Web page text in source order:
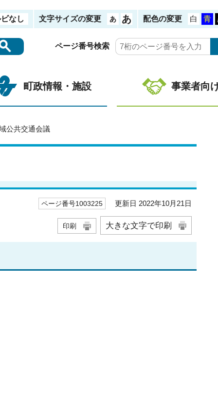
なし 文字サイズの変更 配色の変更
ページ番号検索
町政情報・施設 事業者向
公共交通会議
ページ番号1003225 更新日 2022年10月21日
印刷 大きな文字で印刷